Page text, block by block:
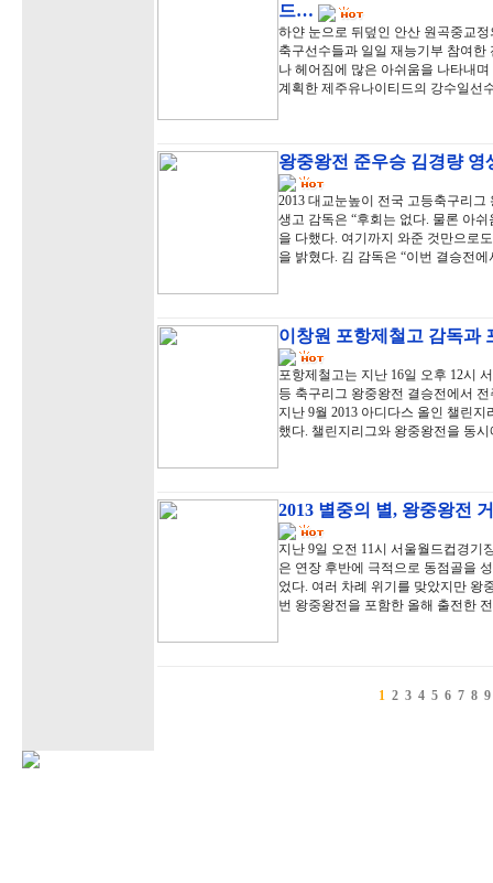
드…
하얀 눈으로 뒤덮인 안산 원곡중교
축구선수들과 일일 재능기부 참여
나 헤어짐에 많은 아쉬움을 나타내
계획한 제주유나이티드의 강수일선
왕중왕전 준우승 김경량
2013 대교눈높이 전국 고등축구리
생고 감독은 “후회는 없다. 물론 아
을 다했다. 여기까지 와준 것만으로
을 밝혔다. 김 감독은 “이번 결승전
이창원 포항제철고 감독과
포항제철고는 지난 16일 오후 12시
등 축구리그 왕중왕전 결승전에서
지난 9월 2013 아디다스 올인 챌린
했다. 챌린지리그와 왕중왕전을 동
2013 별중의 별, 왕중왕전
지난 9일 오전 11시 서울월드컵경기
은 연장 후반에 극적으로 동점골을
었다. 여러 차례 위기를 맞았지만 왕
번 왕중왕전을 포함한 올해 출전한
1 2 3 4 5 6 7 8 9